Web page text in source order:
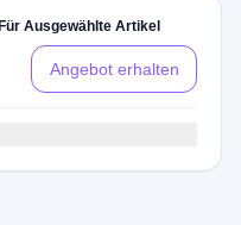
Ausgewählte Artikel
Angebot erhalten